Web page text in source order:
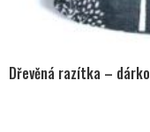
Dřevěná razítka –